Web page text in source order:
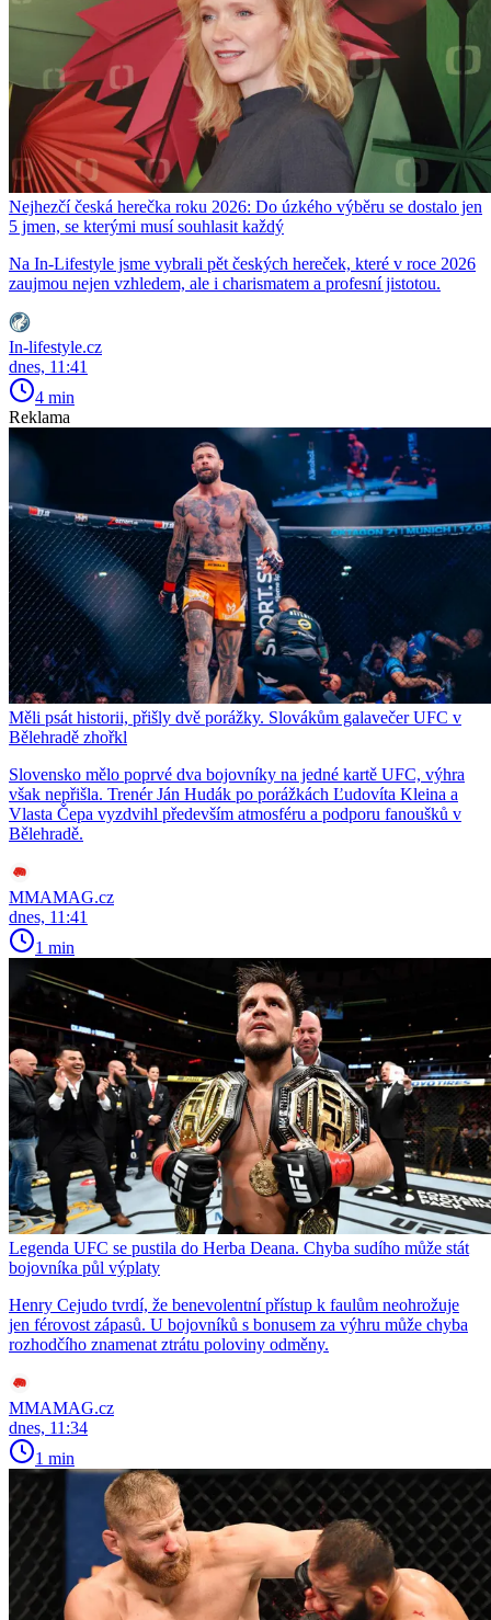
Nejhezčí česká herečka roku 2026: Do úzkého výběru se dostalo jen
5 jmen, se kterými musí souhlasit každý
Na In-Lifestyle jsme vybrali pět českých hereček, které v roce 2026
zaujmou nejen vzhledem, ale i charismatem a profesní jistotou.
In-lifestyle.cz
dnes, 11:41
4 min
Reklama
Měli psát historii, přišly dvě porážky. Slovákům galavečer UFC v
Bělehradě zhořkl
Slovensko mělo poprvé dva bojovníky na jedné kartě UFC, výhra
však nepřišla. Trenér Ján Hudák po porážkách Ľudovíta Kleina a
Vlasta Čepa vyzdvihl především atmosféru a podporu fanoušků v
Bělehradě.
MMAMAG.cz
dnes, 11:41
1 min
Legenda UFC se pustila do Herba Deana. Chyba sudího může stát
bojovníka půl výplaty
Henry Cejudo tvrdí, že benevolentní přístup k faulům neohrožuje
jen férovost zápasů. U bojovníků s bonusem za výhru může chyba
rozhodčího znamenat ztrátu poloviny odměny.
MMAMAG.cz
dnes, 11:34
1 min